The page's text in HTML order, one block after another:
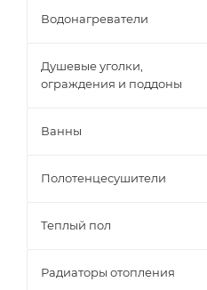
Водонагреватели
Душевые уголки,
ограждения и поддоны
Ванны
Полотенцесушители
Теплый пол
Радиаторы отопления